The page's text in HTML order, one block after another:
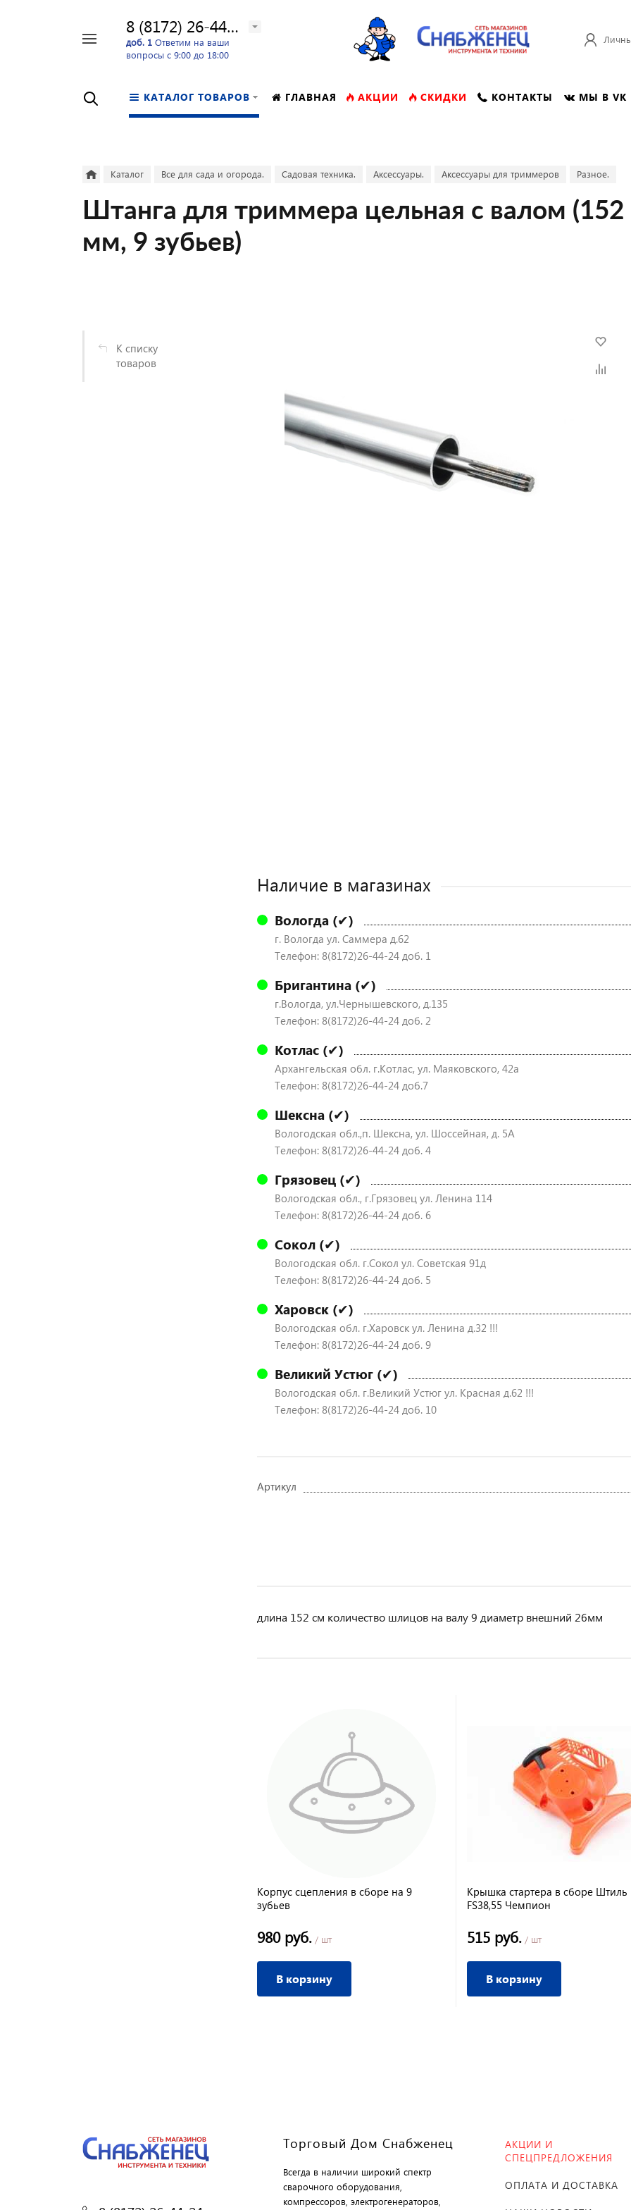
8 (8172) 26-44-24
доб. 1 Ответим на ваши
вопросы с 9:00 до 18:00
КАТАЛОГ ТОВАРОВ ГЛАВНАЯ АКЦИИ СКИДКИ КОНТАКТЫ МЫ В VK
Каталог Все для сада и огорода. Садовая техника. Аксессуары. Аксессуары для триммеров Разное.
Штанга для триммера цельная с валом (152
мм, 9 зубьев)
К списку
товаров
Наличие в магазинах
Вологда (✔)
г. Вологда ул. Саммера д.62
Телефон: 8(8172)26-44-24 доб. 1
Бригантина (✔)
г.Вологда, ул.Чернышевского, д.135
Телефон: 8(8172)26-44-24 доб. 2
Котлас (✔)
Архангельская обл. г.Котлас, ул. Маяковского, 42а
Телефон: 8(8172)26-44-24 доб.7
Шексна (✔)
Вологодская обл.,п. Шексна, ул. Шоссейная, д. 5А
Телефон: 8(8172)26-44-24 доб. 4
Грязовец (✔)
Вологодская обл., г.Грязовец ул. Ленина 114
Телефон: 8(8172)26-44-24 доб. 6
Сокол (✔)
Вологодская обл. г.Сокол ул. Советская 91д
Телефон: 8(8172)26-44-24 доб. 5
Харовск (✔)
Вологодская обл. г.Харовск ул. Ленина д.32 !!!
Телефон: 8(8172)26-44-24 доб. 9
Великий Устюг (✔)
Вологодская обл. г.Великий Устюг ул. Красная д.62 !!!
Телефон: 8(8172)26-44-24 доб. 10
Артикул
длина 152 см количество шлицов на валу 9 диаметр внешний 26мм
Корпус сцепления в сборе на 9
зубьев
980 руб. / шт
В корзину
Крышка стартера в сборе Штиль
FS38,55 Чемпион
515 руб. / шт
В корзину
Торговый Дом Снабженец
Всегда в наличии широкий спектр
сварочного оборудования,
компрессоров, электрогенераторов,
АКЦИИ И
СПЕЦПРЕДЛОЖЕНИЯ
ОПЛАТА И ДОСТАВКА